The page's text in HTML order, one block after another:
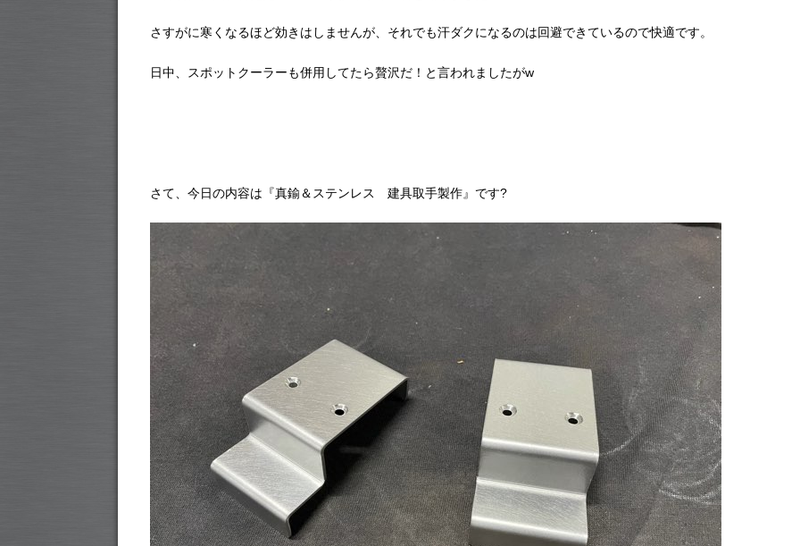
さすがに寒くなるほど効きはしませんが、それでも汗ダクになるのは回避できているので快適です。
日中、スポットクーラーも併用してたら贅沢だ！と言われましたがw
さて、今日の内容は『真鍮＆ステンレス 建具取手製作』です?